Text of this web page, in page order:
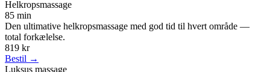
Helkropsmassage
85 min
Den ultimative helkropsmassage med god tid til hvert område —
total forkælelse.
819 kr
Bestil →
Luksus massage